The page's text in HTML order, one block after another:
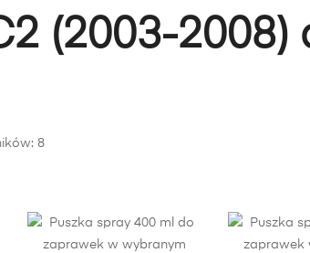
(2003-2008)
8Posortowane